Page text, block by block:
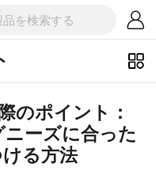
記事を
のポイント：
ーズに合った
る方法